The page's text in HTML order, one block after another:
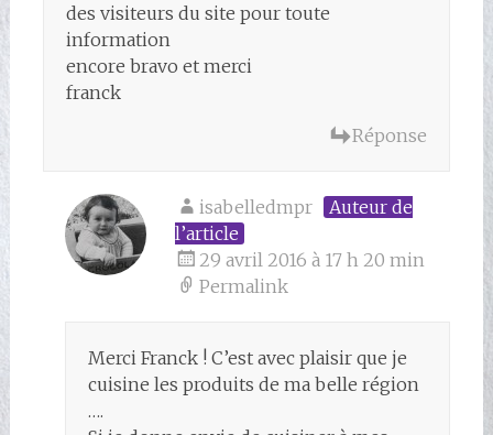
des visiteurs du site pour toute
information
encore bravo et merci
franck
Réponse
isabelledmpr
Auteur de
l’article
29 avril 2016 à 17 h 20 min
Permalink
Merci Franck ! C’est avec plaisir que je
cuisine les produits de ma belle région
….